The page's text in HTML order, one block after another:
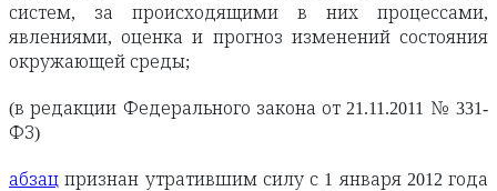
систем, за происходящими в них процессами,
явлениями, оценка и прогноз изменений состояния
окружающей среды;
(в редакции Федерального закона от 21.11.2011 № 331-
ФЗ)
абзац признан утратившим силу с 1 января 2012 года